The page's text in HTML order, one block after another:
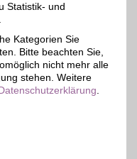
Statistik- und
Kategorien Sie
Bitte beachten Sie,
nicht mehr alle
stehen. Weitere